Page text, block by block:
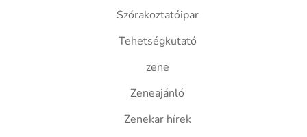
Szórakoztatóipar
Tehetségkutató
zene
Zeneajánló
Zenekar hírek